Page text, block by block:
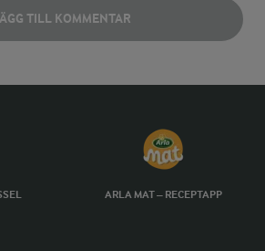
TILL KOMMENTAR
ARLA MAT – RECEPTAPP